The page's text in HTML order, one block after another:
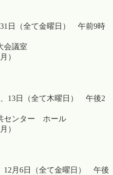
31日（全て金曜日） 午前9時
会議室
）
、13日（全て木曜日） 午後2
センター ホール
）
12月6日（全て金曜日） 午後